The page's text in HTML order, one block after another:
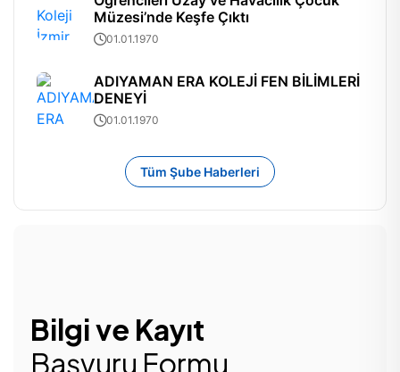
Müzesi’nde Keşfe Çıktı
01.01.1970
ADIYAMAN ERA KOLEJİ FEN BİLİMLERİ
DENEYİ
01.01.1970
Tüm Şube Haberleri
Bilgi ve Kayıt
Başvuru Formu